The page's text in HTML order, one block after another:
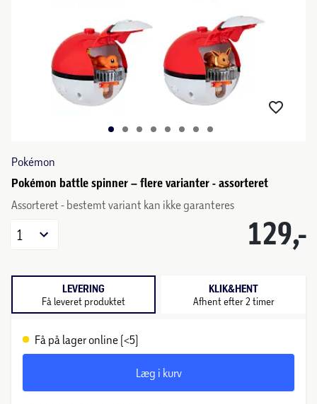
Pokémon
Pokémon battle spinner – flere varianter - assorteret
Assorteret - bestemt variant kan ikke garanteres
129,-
1
LEVERING
Få leveret produktet
KLIK&HENT
Afhent efter 2 timer
Få på lager online (<5)
Læg i kurv